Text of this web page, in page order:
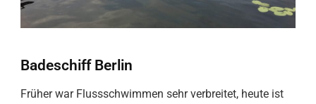
Badeschiff Berlin
Früher war Flussschwimmen sehr verbreitet, heute ist